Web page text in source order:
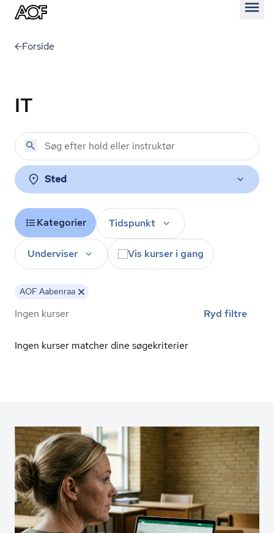
Forside
IT
Sted
Kategorier Tidspunkt
Underviser Vis kurser i gang
AOF Aabenraa
Ingen kurser Ryd filtre
Ingen kurser matcher dine søgekriterier